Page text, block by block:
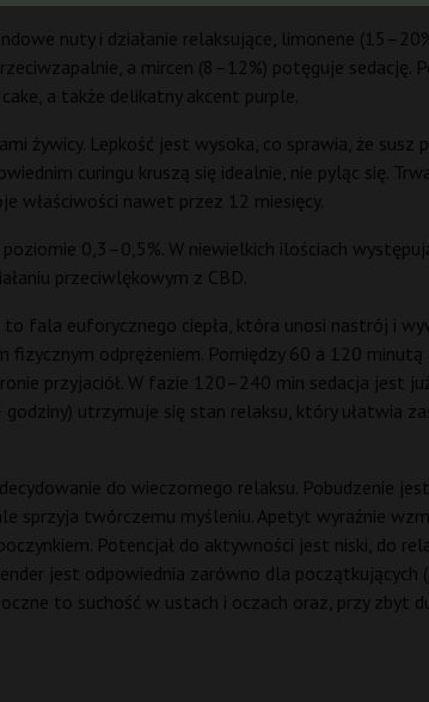
nuty i działanie relaksujące, limonene
a mircen (8–12%) potęguje sedację.
a także delikatny akcent purple.
żywicy. Lepkość jest wysoka, co sprawia, że susz
curingu kruszą się idealnie, nie pyląc się.
właściwości nawet przez 12 miesięcy.
0,3–0,5%. W niewielkich ilościach
przeciwlękowym z CBD.
fala euforycznego ciepła, która unosi nastrój i
odprężeniem. Pomiędzy 60 a 120 minutą
przyjaciół. W fazie 120–240 min sedacja jest
utrzymuje się stan relaksu, który ułatwia
do wieczornego relaksu. Pobudzenie
sprzyja twórczemu myśleniu. Apetyt wyraźnie
Potencjał do aktywności jest niski, do
jest odpowiednia zarówno dla początkujących
to suchość w ustach i oczach oraz, przy zbyt